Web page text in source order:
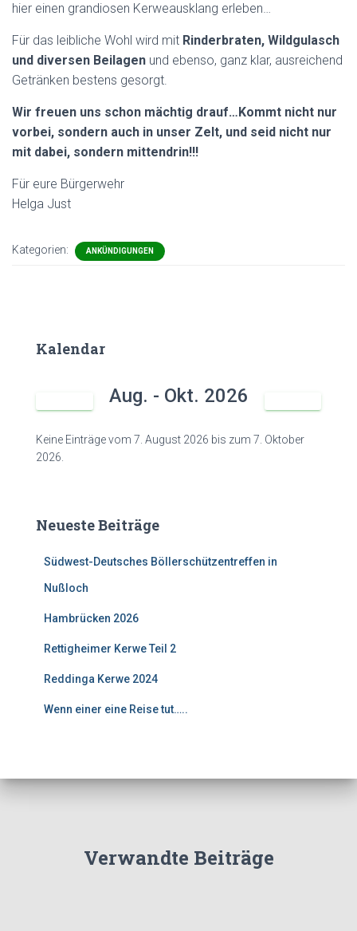
hier einen grandiosen Kerweausklang erleben…
Für das leibliche Wohl wird mit Rinderbraten, Wildgulasch
und diversen Beilagen und ebenso, ganz klar, ausreichend
Getränken bestens gesorgt.
Wir freuen uns schon mächtig drauf…Kommt nicht nur
vorbei, sondern auch in unser Zelt, und seid nicht nur
mit dabei, sondern mittendrin!!!
Für eure Bürgerwehr
Helga Just
Kategorien: ANKÜNDIGUNGEN
Kalendar
Aug. - Okt. 2026
Keine Einträge vom 7. August 2026 bis zum 7. Oktober
2026.
Neueste Beiträge
Südwest-Deutsches Böllerschützentreffen in
Nußloch
Hambrücken 2026
Rettigheimer Kerwe Teil 2
Reddinga Kerwe 2024
Wenn einer eine Reise tut…..
Verwandte Beiträge